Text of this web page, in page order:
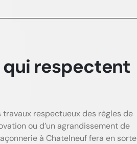
qui respectent
respectueux des règles de
ou d’un agrandissement de
à Chatelneuf fera en sorte